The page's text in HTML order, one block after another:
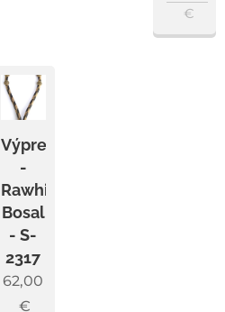
€
Výpredaj
-
Rawhide
Bosal
- S-
2317
62,00
€